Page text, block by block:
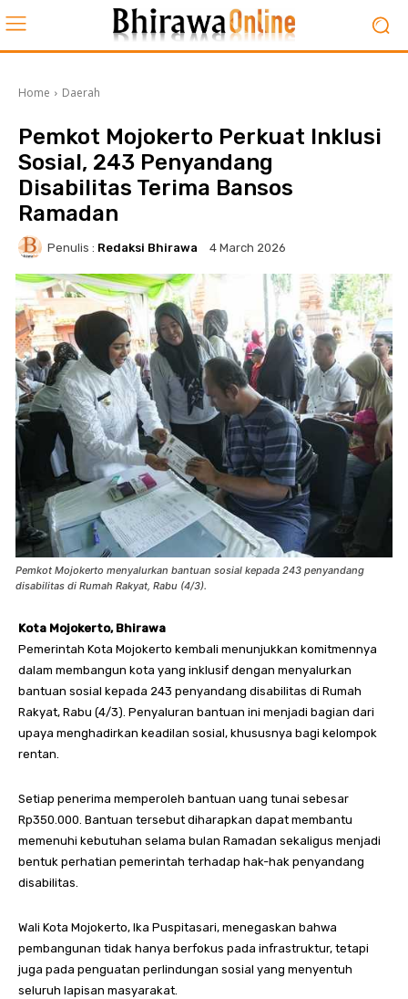
Home Daerah
Pemkot Mojokerto Perkuat Inklusi
Sosial, 243 Penyandang
Disabilitas Terima Bansos
Ramadan
Penulis : Redaksi Bhirawa 4 March 2026
Pemkot Mojokerto menyalurkan bantuan sosial kepada 243 penyandang
disabilitas di Rumah Rakyat, Rabu (4/3).
Kota Mojokerto, Bhirawa
Pemerintah Kota Mojokerto kembali menunjukkan komitmennya
dalam membangun kota yang inklusif dengan menyalurkan
bantuan sosial kepada 243 penyandang disabilitas di Rumah
Rakyat, Rabu (4/3). Penyaluran bantuan ini menjadi bagian dari
upaya menghadirkan keadilan sosial, khususnya bagi kelompok
rentan.
Setiap penerima memperoleh bantuan uang tunai sebesar
Rp350.000. Bantuan tersebut diharapkan dapat membantu
memenuhi kebutuhan selama bulan Ramadan sekaligus menjadi
bentuk perhatian pemerintah terhadap hak-hak penyandang
disabilitas.
Wali Kota Mojokerto, Ika Puspitasari, menegaskan bahwa
pembangunan tidak hanya berfokus pada infrastruktur, tetapi
juga pada penguatan perlindungan sosial yang menyentuh
seluruh lapisan masyarakat.